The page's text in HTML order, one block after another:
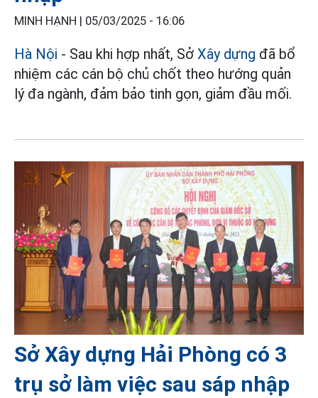
MINH HẠNH | 05/03/2025 - 16:06
Hà Nội - Sau khi hợp nhất, Sở Xây dựng đã bổ
nhiệm các cán bộ chủ chốt theo hướng quản
lý đa ngành, đảm bảo tinh gọn, giảm đầu mối.
Sở Xây dựng Hải Phòng có 3
trụ sở làm việc sau sáp nhập